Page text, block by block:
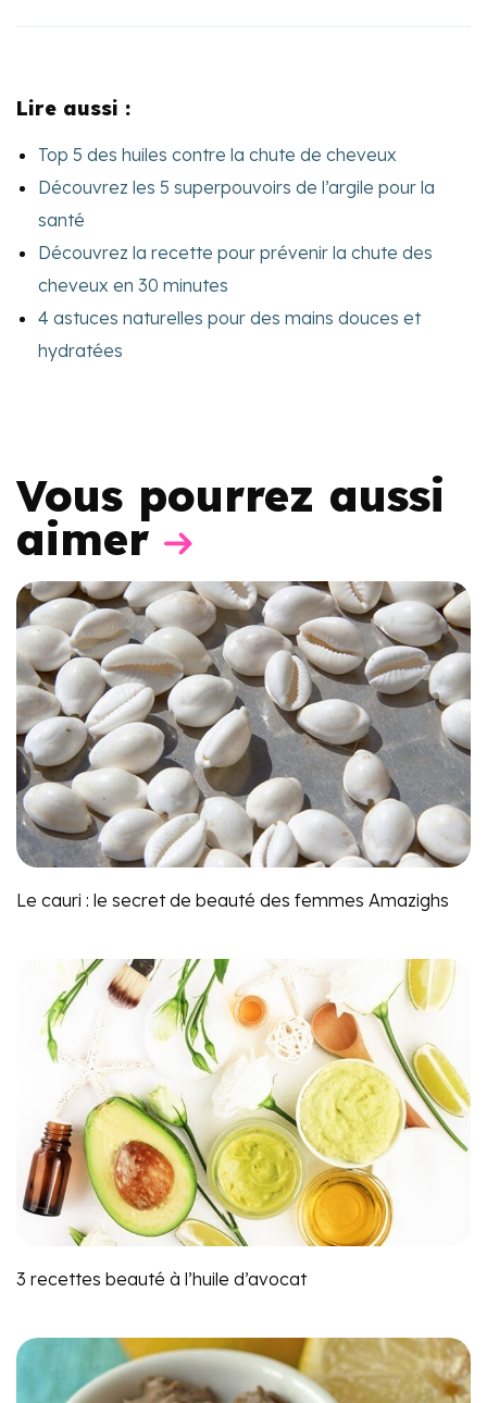
Lire aussi :
Top 5 des huiles contre la chute de cheveux
Découvrez les 5 superpouvoirs de l’argile pour la
santé
Découvrez la recette pour prévenir la chute des
cheveux en 30 minutes
4 astuces naturelles pour des mains douces et
hydratées
Vous pourrez aussi
aimer
Le cauri : le secret de beauté des femmes Amazighs
3 recettes beauté à l’huile d’avocat